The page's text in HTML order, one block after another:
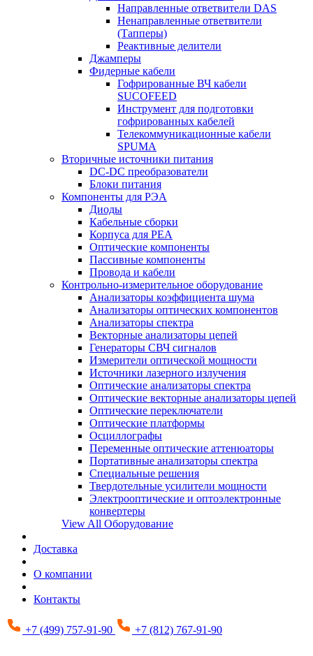
Направленные ответвители DAS
Ненаправленные ответвители
(Тапперы)
Реактивные делители
Джамперы
Фидерные кабели
Гофрированные ВЧ кабели
SUCOFEED
Инструмент для подготовки
гофрированных кабелей
Телекоммуникационные кабели
SPUMA
Вторичные источники питания
DC-DC преобразователи
Блоки питания
Компоненты для РЭА
Диоды
Кабельные сборки
Корпуса для РЕА
Оптические компоненты
Пассивные компоненты
Провода и кабели
Контрольно-измерительное оборудование
Анализаторы коэффициента шума
Анализаторы оптических компонентов
Анализаторы спектра
Векторные анализаторы цепей
Генераторы СВЧ сигналов
Измерители оптической мощности
Источники лазерного излучения
Оптические анализаторы спектра
Оптические векторные анализаторы цепей
Оптические переключатели
Оптические платформы
Осциллографы
Переменные оптические аттенюаторы
Портативные анализаторы спектра
Специальные решения
Твердотельные усилители мощности
Электрооптические и оптоэлектронные
конвертеры
View All Оборудование
Доставка
О компании
Контакты
+7 (499) 757-91-90 +7 (812) 767-91-90